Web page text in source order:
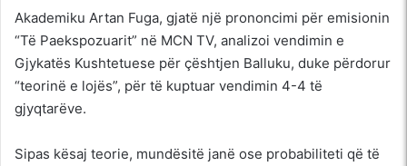
Akademiku Artan Fuga, gjatë një prononcimi për emisionin
“Të Paekspozuarit” në MCN TV, analizoi vendimin e
Gjykatës Kushtetuese për çështjen Balluku, duke përdorur
“teorinë e lojës”, për të kuptuar vendimin 4-4 të
gjyqtarëve.
Sipas kësaj teorie, mundësitë janë ose probabiliteti që të